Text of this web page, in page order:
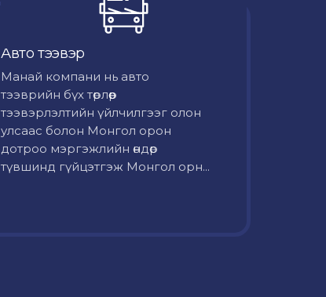
Авто тээвэр
Mанай компани нь авто
тээврийн бүх төрлөөр
тээвэрлэлтийн үйлчилгээг олон
улсаас болон Монгол орон
дотроо мэргэжлийн өндөр
түвшинд гүйцэтгэж Монгол орн...